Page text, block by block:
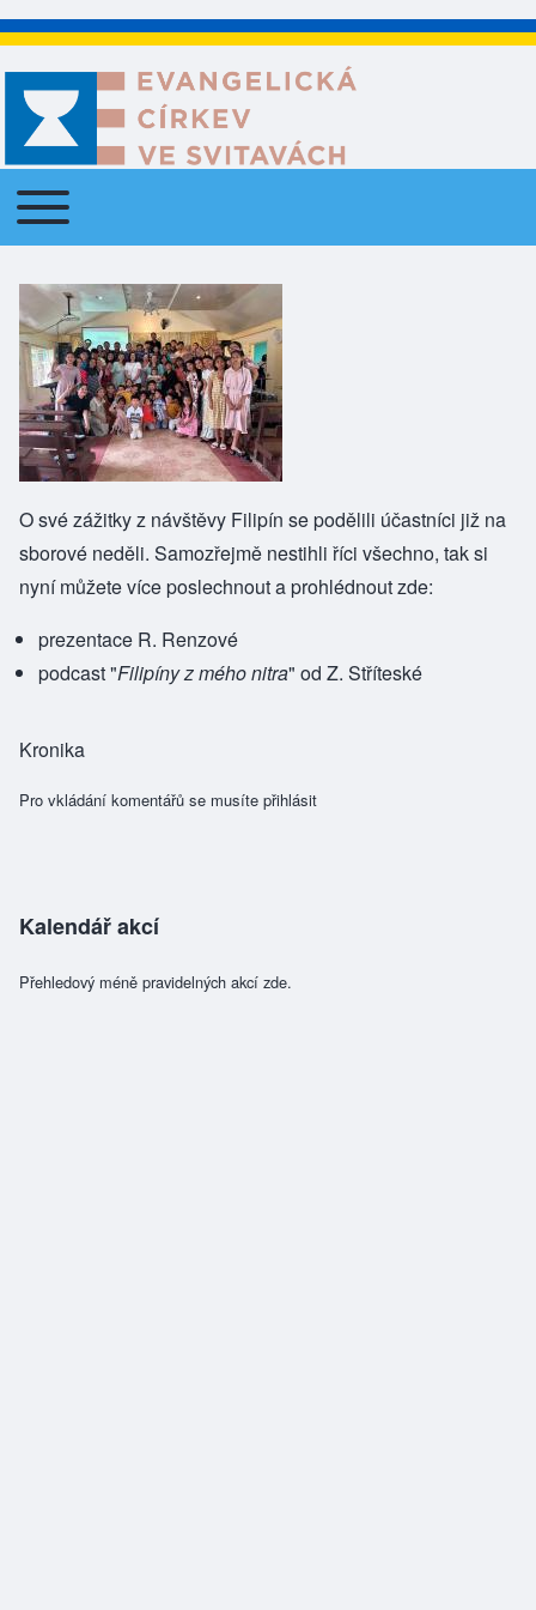
Main navigation
Toggle main menu
O své zážitky z návštěvy Filipín se podělili účastníci již na
sborové neděli. Samozřejmě nestihli říci všechno, tak si
nyní můžete více poslechnout a prohlédnout zde:
prezentace R. Renzové
podcast"Filipíny z mého nitra" od Z. Stříteské
Kronika
Pro vkládání komentářů se musíte přihlásit
Kalendář akcí
Přehledový méně pravidelných akcí zde.